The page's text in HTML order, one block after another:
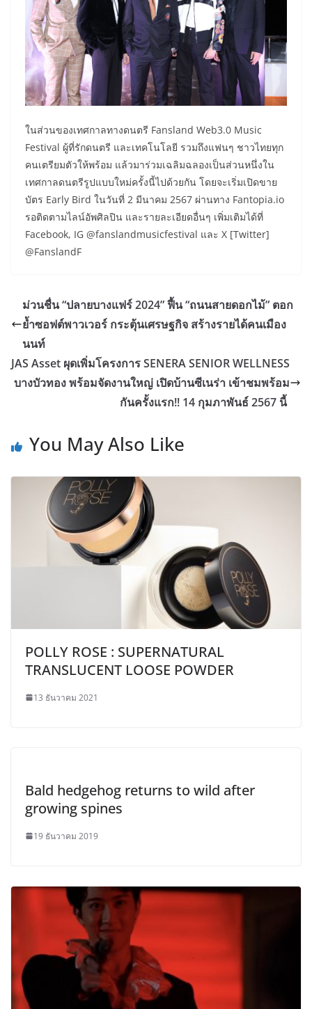
ในส่วนของเทศกาลทางดนตรี Fansland Web3.0 Music
Festival ผู้ที่รักดนตรี และเทคโนโลยี รวมถึงแฟนๆ ชาวไทยทุก
คนเตรียมตัวให้พร้อม แล้วมาร่วมเฉลิมฉลองเป็นส่วนหนึ่งใน
เทศกาลดนตรีรูปแบบใหม่ครั้งนี้ไปด้วยกัน โดยจะเริ่มเปิดขาย
บัตร Early Bird ในวันที่ 2 มีนาคม 2567 ผ่านทาง Fantopia.io
รอติดตามไลน์อัพศิลปิน และรายละเอียดอื่นๆ เพิ่มเติมได้ที่
Facebook, IG @fanslandmusicfestival และ X [Twitter]
@FanslandF
ม่วนชื่น “ปลายบางแฟร์ 2024” ฟื้น “ถนนสายดอกไม้” ตอก
ย้ำซอฟต์พาวเวอร์ กระตุ้นเศรษฐกิจ สร้างรายได้คนเมือง
นนท์
JAS Asset ผุดเพิ่มโครงการ SENERA SENIOR WELLNESS
บางบัวทอง พร้อมจัดงานใหญ่ เปิดบ้านซีเนร่า เข้าชมพร้อม
กันครั้งแรก!! 14 กุมภาพันธ์ 2567 นี้
You May Also Like
POLLY ROSE : SUPERNATURAL
TRANSLUCENT LOOSE POWDER
13 ธันวาคม 2021
Bald hedgehog returns to wild after
growing spines
19 ธันวาคม 2019